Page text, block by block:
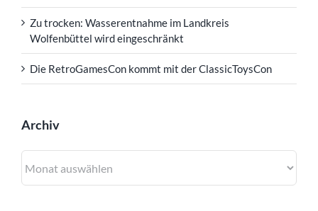
Zu trocken: Wasserentnahme im Landkreis
Wolfenbüttel wird eingeschränkt
Die RetroGamesCon kommt mit der ClassicToysCon
Archiv